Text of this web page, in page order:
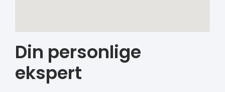
Din personlige
ekspert